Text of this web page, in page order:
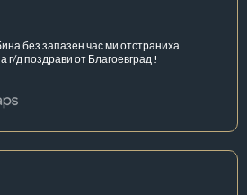
без запазен час ми отстраниха
д поздрави от Благоевград !